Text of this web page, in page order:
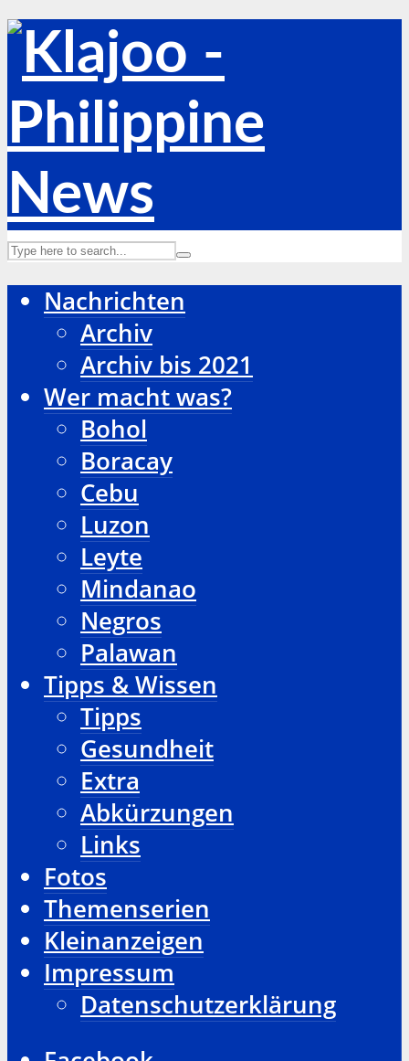
Nachrichten
Archiv
Archiv bis 2021
Wer macht was?
Bohol
Boracay
Cebu
Luzon
Leyte
Mindanao
Negros
Palawan
Tipps & Wissen
Tipps
Gesundheit
Extra
Abkürzungen
Links
Fotos
Themenserien
Kleinanzeigen
Impressum
Datenschutzerklärung